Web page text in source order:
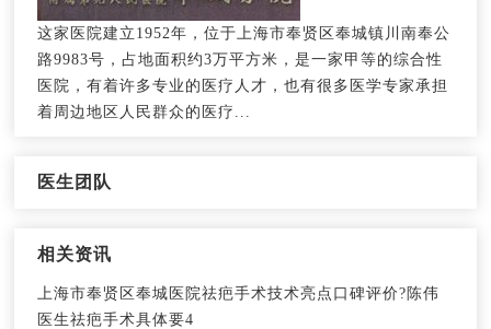
这家医院建立1952年，位于上海市奉贤区奉城镇川南奉公
路9983号，占地面积约3万平方米，是一家甲等的综合性
医院，有着许多专业的医疗人才，也有很多医学专家承担
着周边地区人民群众的医疗...
医生团队
相关资讯
上海市奉贤区奉城医院祛疤手术技术亮点口碑评价?陈伟
医生祛疤手术具体要4